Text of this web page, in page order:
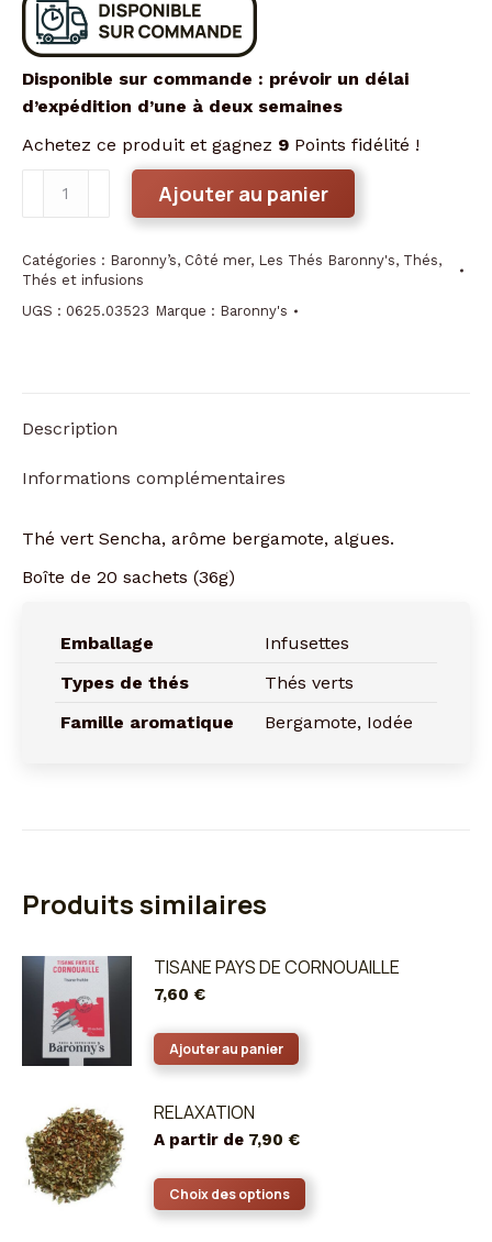
Disponible sur commande : prévoir un délai
d’expédition d’une à deux semaines
Achetez ce produit et gagnez 9 Points fidélité !
poisson
dans
l'eau
Ajouter au panier
Catégories : Baronny’s, Côté mer, Les Thés Baronny's, Thés,
Thés et infusions
UGS : 0625.03523 Marque : Baronny's
Description
Informations complémentaires
Thé vert Sencha, arôme bergamote, algues.
Boîte de 20 sachets (36g)
Emballage
Infusettes
Types de thés
Thés verts
Famille aromatique
Bergamote, Iodée
Produits similaires
TISANE PAYS DE CORNOUAILLE
7,60 €
Ajouter au panier
RELAXATION
A partir de 7,90 €
Choix des options
produit